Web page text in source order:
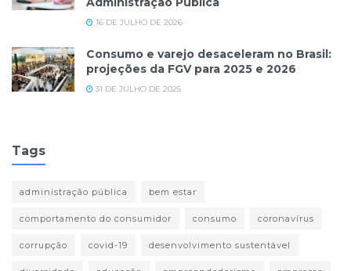
16 DE JULHO DE 2026
Consumo e varejo desaceleram no Brasil:
projeções da FGV para 2025 e 2026
31 DE JULHO DE 2025
Tags
administração pública bem estar
comportamento do consumidor consumo coronavírus
corrupção covid-19 desenvolvimento sustentável